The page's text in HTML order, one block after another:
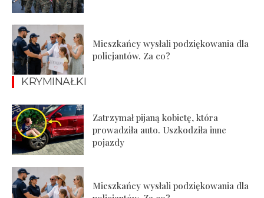
Mieszkańcy wysłali podziękowania dla
policjantów. Za co?
KRYMINAŁKI
Zatrzymał pijaną kobietę, która
prowadziła auto. Uszkodziła inne
pojazdy
Mieszkańcy wysłali podziękowania dla